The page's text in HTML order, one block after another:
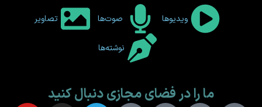
ویدیوها صوت‌ها تصاویر
نوشته‌ها
ما را در فضای مجازی دنبال کنید